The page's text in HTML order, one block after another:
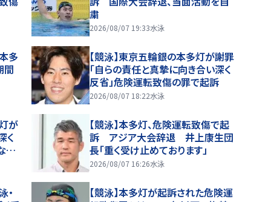
粛
2026/08/07 19:33水泳
多
間
【競泳】東京五輪銀の本多灯が謝罪
「自らの責任と真摯に向き合い深く
反省」危険運転致傷の罪で起訴
2026/08/07 18:22水泳
が
く
恐
【競泳】本多灯、危険運転致傷で起
訴 アジア大会辞退 井上康生団
長「重く受け止めております」
2026/08/07 16:26水泳
・
【競泳】本多灯が起訴された危険運